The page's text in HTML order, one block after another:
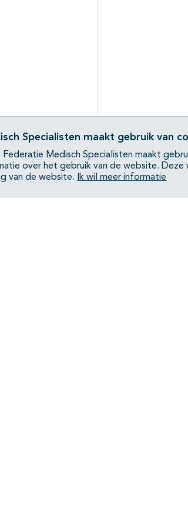
Specialisten maakt gebruik van
Medisch Specialisten maakt
over het gebruik van de website.
van de website.
Ik wil meer informatie